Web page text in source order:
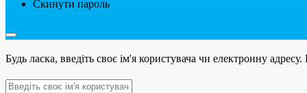
Скинути пароль
Будь ласка, введіть своє ім'я користувача чи електронну